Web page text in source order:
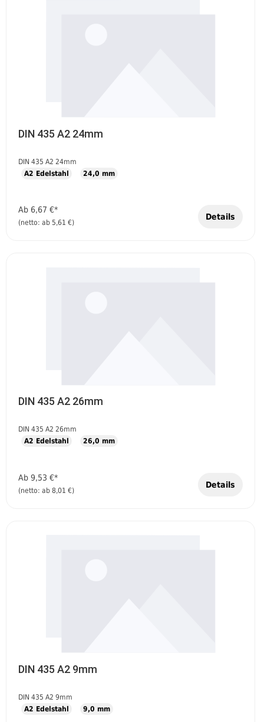
DIN 435 A2 24mm
DIN 435 A2 24mm
A2 Edelstahl
24,0 mm
Ab 6,67 €*
(netto: ab 5,61 €)
Details
DIN 435 A2 26mm
DIN 435 A2 26mm
A2 Edelstahl
26,0 mm
Ab 9,53 €*
(netto: ab 8,01 €)
Details
DIN 435 A2 9mm
DIN 435 A2 9mm
A2 Edelstahl
9,0 mm